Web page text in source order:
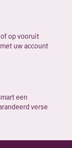
op vooruit
uw account
een
verse